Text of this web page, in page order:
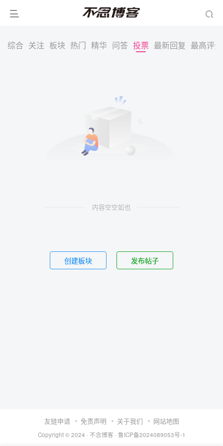
综合 关注 板块 热门 精华 问答 投票 最新回复 最高评分
内容空空如也
创建板块 发布帖子
友链申请 免责声明 关于我们 网站地图
Copyright © 2024 · 不念博客 · 鲁ICP备2024089053号-1